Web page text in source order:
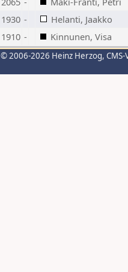
1930 -
Helanti, Jaakko
1910 - Kinnunen, Visa
© 2006-2026 Heinz Herzog,